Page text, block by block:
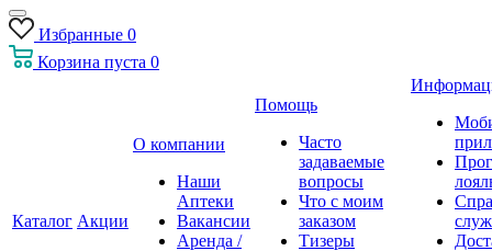
Избранные 0
Корзина пуста 0
Каталог Акции
О компании
Наши
Аптеки
Вакансии
Аренда /
Помощь
Часто
задаваемые
вопросы
Что с моим
заказом
Тизеры